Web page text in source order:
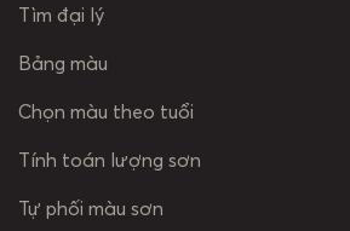
Tìm đại lý
Bảng màu
Chọn màu theo tuổi
Tính toán lượng sơn
Tự phối màu sơn